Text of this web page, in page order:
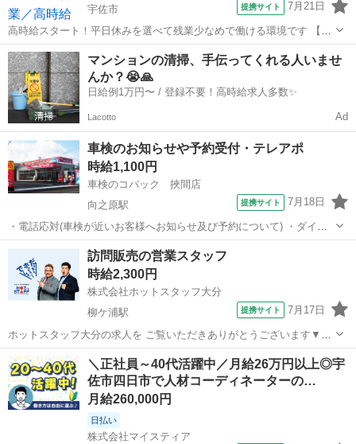
宇佐市 提携サイト 7月21日
高時給スタート！平日休みを選べて残業少なめで働ける環境です 【仕
事内容】 —————☆お仕事内容☆————— 各地域を周ってリフォ
ームや解体などの 訪問販売・訪問営業をしていきます(*'▽') 基礎の知
識を覚えるまでは先...
大分 宇佐市
マンションの清掃、手伝ってくれる人いませ
んか？😭🙏
日給例1万円〜 / 登録不要！高時給求人多数✨
Lacotto Ad
車検のお知らせや予約受付・テレアポ
時給1,100円
車検のコバック 挾間店
向之原駅
提携サイト 7月18日
・電話応対(車検が近いお客様へお知らせ及び予約について) ・ダイレ
クトメールの発送、事務所清掃 ・データー入力、書類出し、その他不
随する業務 ※６０歳以上の方の応募可 (最長６５歳まで勤務可能、詳
細は面接時に説明します) ＊...
大分 由布市 向之原駅 営業
訪問販売の営業スタッフ
時給2,300円
株式会社ホットスタッフ大分
柳ケ浦駅
提携サイト 7月17日
ホットスタッフ大分の求人を ご覧いただきありがとうございます▼・
ω・▽ ＼ ご紹介するお仕事のPOINT ／ ◆平日休みで予定が組みや
すい ◆業種未経験でもOK ◆オフィスカジュアルな服装で働ける ◆残
業少なめで家庭時間...
大分 宇佐市 柳ケ浦駅 営業
＼正社員～40代活躍中／月給26万円以上◎宇
佐市四日市で人材コーディネーターの…
月給260,000円
日払い
株式会社マイスティア